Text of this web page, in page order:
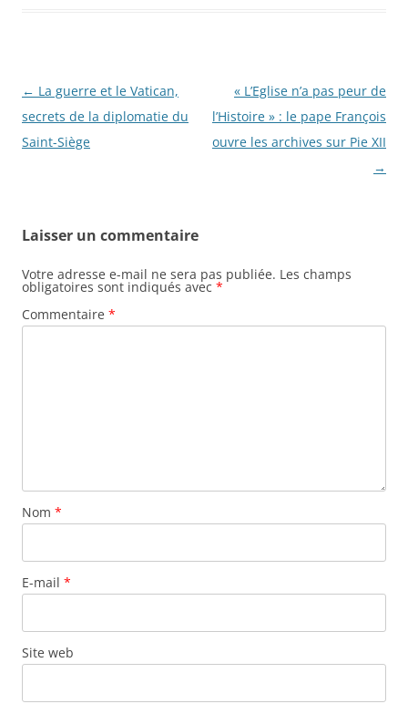
Navigation
des
articles
← La guerre et le Vatican,
secrets de la diplomatie du
Saint-Siège
« L’Eglise n’a pas peur de
l’Histoire » : le pape François
ouvre les archives sur Pie XII
→
Laisser un commentaire
Votre adresse e-mail ne sera pas publiée. Les champs
obligatoires sont indiqués avec *
Commentaire *
Nom *
E-mail *
Site web